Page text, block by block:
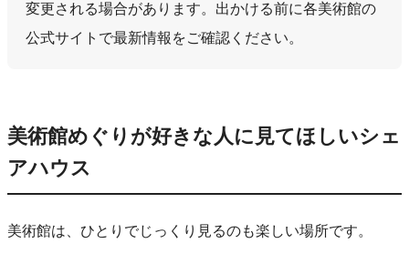
変更される場合があります。出かける前に各美術館の
公式サイトで最新情報をご確認ください。
美術館めぐりが好きな人に見てほしいシェ
アハウス
美術館は、ひとりでじっくり見るのも楽しい場所です。